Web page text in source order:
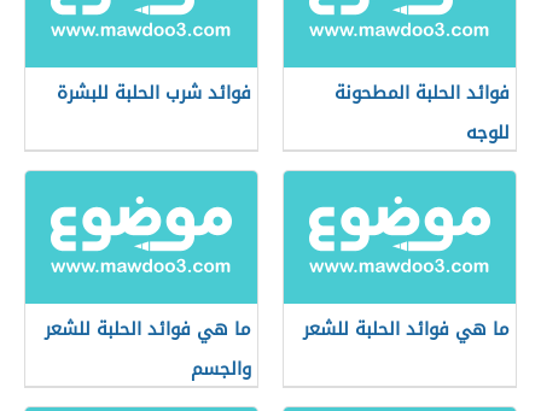
فوائد الحلبة المطحونة
للوجه
فوائد شرب الحلبة للبشرة
ما هي فوائد الحلبة للشعر
ما هي فوائد الحلبة للشعر
والجسم